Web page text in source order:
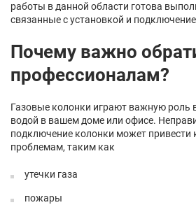
работы в данной области готова
связанные с установкой и
Почему важно
профессионалам?
Газовые колонки играют важную роль
водой в вашем доме или офисе.
подключение колонки может привести
проблемам, таким как
утечки газа
пожары